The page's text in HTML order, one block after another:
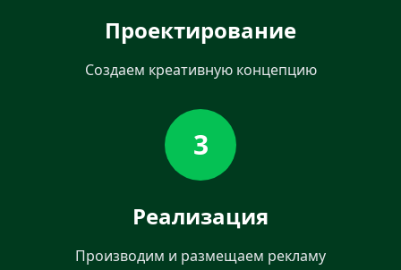
Проектирование
Создаем креативную концепцию
3
Реализация
Производим и размещаем рекламу